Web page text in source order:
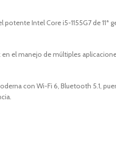
Intel Core i5-1155G7 de 11ª
el manejo de múltiples
con Wi-Fi 6, Bluetooth 5.1,